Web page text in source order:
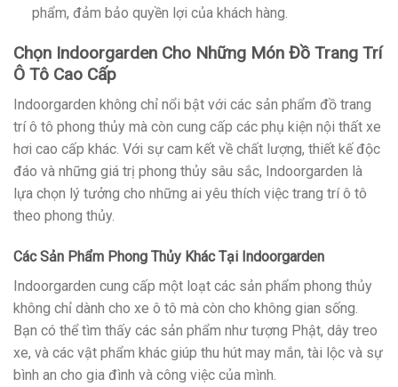
phẩm, đảm bảo quyền lợi của khách hàng.
Chọn Indoorgarden Cho Những Món Đồ Trang Trí
Ô Tô Cao Cấp
Indoorgarden không chỉ nổi bật với các sản phẩm đồ trang
trí ô tô phong thủy mà còn cung cấp các phụ kiện nội thất xe
hơi cao cấp khác. Với sự cam kết về chất lượng, thiết kế độc
đáo và những giá trị phong thủy sâu sắc, Indoorgarden là
lựa chọn lý tưởng cho những ai yêu thích việc trang trí ô tô
theo phong thủy.
Các Sản Phẩm Phong Thủy Khác Tại Indoorgarden
Indoorgarden cung cấp một loạt các sản phẩm phong thủy
không chỉ dành cho xe ô tô mà còn cho không gian sống.
Bạn có thể tìm thấy các sản phẩm như tượng Phật, dây treo
xe, và các vật phẩm khác giúp thu hút may mắn, tài lộc và sự
bình an cho gia đình và công việc của mình.